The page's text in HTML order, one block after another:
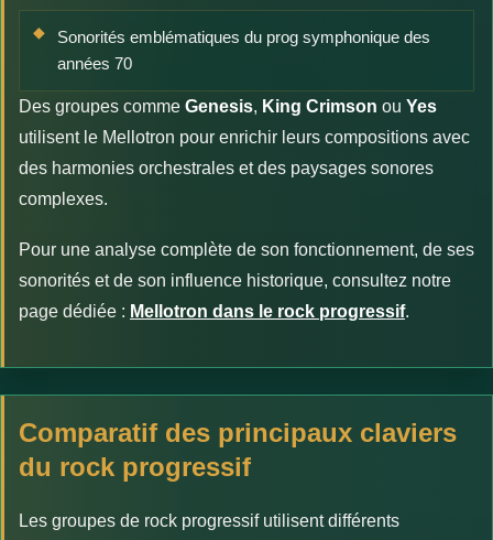
Sonorités emblématiques du prog symphonique des
années 70
Des groupes comme Genesis, King Crimson ou Yes
utilisent le Mellotron pour enrichir leurs compositions avec
des harmonies orchestrales et des paysages sonores
complexes.
Pour une analyse complète de son fonctionnement, de ses
sonorités et de son influence historique, consultez notre
page dédiée : Mellotron dans le rock progressif.
Comparatif des principaux claviers
du rock progressif
Les groupes de rock progressif utilisent différents